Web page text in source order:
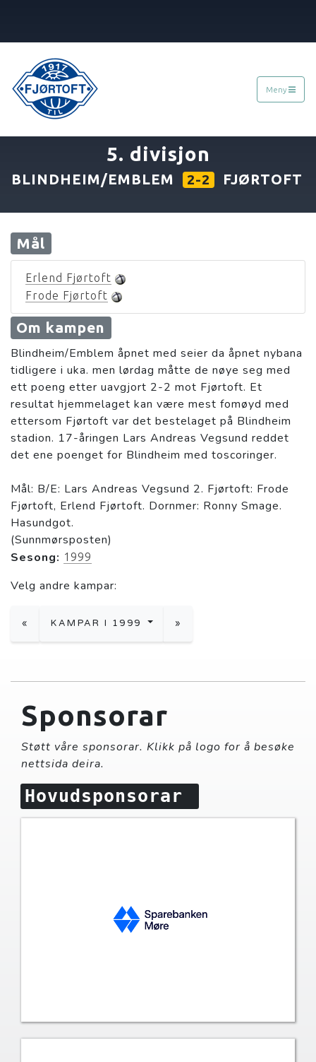
Meny
5. divisjon
BLINDHEIM/EMBLEM 2-2 FJØRTOFT
Mål
Erlend Fjørtoft
Frode Fjørtoft
Om kampen
Blindheim/Emblem åpnet med seier da åpnet nybana
tidligere i uka. men lørdag måtte de nøye seg med
ett poeng etter uavgjort 2-2 mot Fjørtoft. Et
resultat hjemmelaget kan være mest fomøyd med
ettersom Fjørtoft var det bestelaget på Blindheim
stadion. 17-åringen Lars Andreas Vegsund reddet
det ene poenget for Blindheim med toscoringer.
Mål: B/E: Lars Andreas Vegsund 2. Fjørtoft: Frode
Fjørtoft, Erlend Fjørtoft. Dornmer: Ronny Smage.
Hasundgot.
(Sunnmørsposten)
Sesong: 1999
Velg andre kampar:
« KAMPAR I 1999 »
Sponsorar
Støtt våre sponsorar. Klikk på logo for å besøke
nettsida deira.
Hovudsponsorar